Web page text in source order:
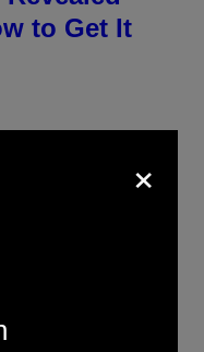
to Get It
Albums
×